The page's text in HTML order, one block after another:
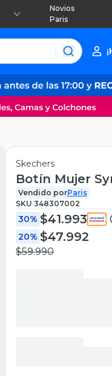
Novios
Paris
Skechers
Botín Mujer
Vendido porParis
SKU 348307002
30% $41.993
20% $47.992
$59.990